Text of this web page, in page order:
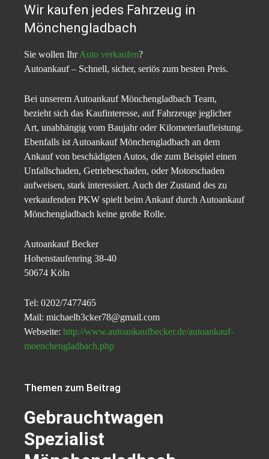
Wir kaufen jedes Fahrzeug in
Mönchengladbach
Sie wollen IhrAuto verkaufen?
Autoankauf – Schnell, sicher, seriös zum besten Preis.
Bei unserem Autoankauf Mönchengladbach Team,
bezieht sich das Kaufinteresse, auf Fahrzeuge jeglicher
Art, unabhängig vom Baujahr oder Kilometerlaufleistung.
Ebenfalls ist Autoankauf Mönchengladbach an dem
Ankauf von beschädigten Autos, die zum Beispiel einen
Unfallschaden, Getriebeschaden, oder Motorschaden
aufweisen, stark interessiert. Auch der Zustand des zu
verkaufenden PKW spielt beim Ankauf durch Autoankauf
Mönchengladbach keine große Rolle.
Autoankauf Becker
Hohenstaufenring 38-40
50674 Köln
Tel: 0202/7477465
Mail: michaelb3cker78@gmail.com
Webseite: http://www.autoankaufbecker.de/autoankauf-
moenchengladbach.php
Themen zum Beitrag
Gebrauchtwagen
Spezialist